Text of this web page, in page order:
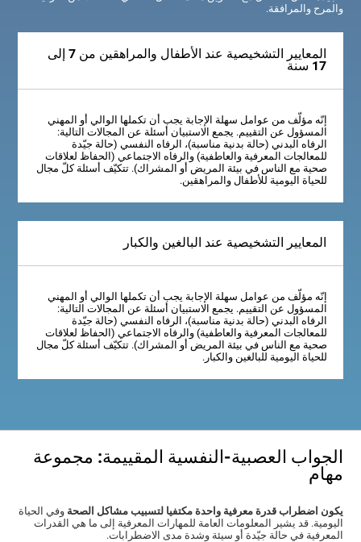
والمرح والمرافقة.
المعايير التشخيصية عند الأطفال والمراهقين من 7 إلى
17 سنة
إنّه مؤلّف من عوامل سهلة الإجابة يجب أن تكملها الوالي أو المهني
المسؤول عن التقييم. يجمع الاستبيان أسئلة عن المجالات التالية:
الرفاه البدني (حالة بدنية مناسبة)، الرفاه النفسي (حالة جيّدة
للمعالجات المعرفية والعاطفية) والرفاه الاجتماعي (الحفاظ لعلاقات
صحية مع الناس في بيئة المريض أو المشراك). تتكيّف أسئلة كلّ مجال
للحياة اليومية للأطفال والمراهقين.
المعايير التشخيصية عند البالغين والكبار
إنّه مؤلّف من عوامل سهلة الإجابة يجب أن تكملها الوالي أو المهني
المسؤول عن التقييم. يجمع الاستبيان أسئلة عن المجالات التالية:
الرفاه البدني (حالة بدنية مناسبة)، الرفاه النفسي (حالة جيّدة
للمعالجات المعرفية والعاطفية) والرفاه الاجتماعي (الحفاظ لعلاقات
صحية مع الناس في بيئة المريض أو المشراك). تتكيّف أسئلة كلّ مجال
للحياة اليومية للبالغين والكبار.
الجواب العصبية-النفسية المقييمة: مجموعة
مهام
يكون اضطراب قدرة معرفية واحدة مكتفيا لتسبيب مشاكل الصحة وفي الحياة
اليومية. قد يشير المعلومات العامة للمهارات المعرفية إلى ما هي القدرات
المعرفية في حالة جيّدة أو سيئة وشدة مدى الاضطرابات.